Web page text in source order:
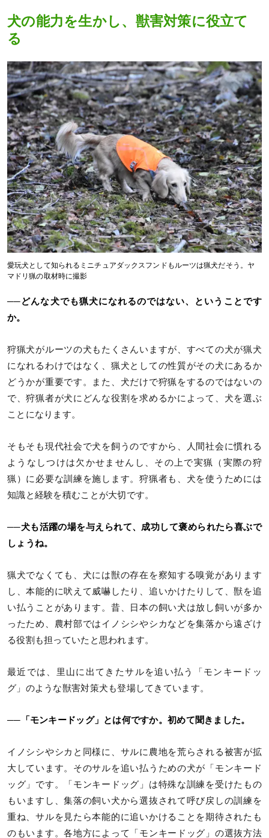
犬の能力を生かし、獣害対策に役立て
る
愛玩犬として知られるミニチュアダックスフンドもルーツは猟犬だそう。ヤ
マドリ猟の取材時に撮影
──どんな犬でも猟犬になれるのではない、ということです
か。
狩猟犬がルーツの犬もたくさんいますが、すべての犬が猟犬
になれるわけではなく、猟犬としての性質がその犬にあるか
どうかが重要です。また、犬だけで狩猟をするのではないの
で、狩猟者が犬にどんな役割を求めるかによって、犬を選ぶ
ことになります。
そもそも現代社会で犬を飼うのですから、人間社会に慣れる
ようなしつけは欠かせませんし、その上で実猟（実際の狩
猟）に必要な訓練を施します。狩猟者も、犬を使うためには
知識と経験を積むことが大切です。
──犬も活躍の場を与えられて、成功して褒められたら喜ぶで
しょうね。
猟犬でなくても、犬には獣の存在を察知する嗅覚があります
し、本能的に吠えて威嚇したり、追いかけたりして、獣を追
い払うことがあります。昔、日本の飼い犬は放し飼いが多か
ったため、農村部ではイノシシやシカなどを集落から遠ざけ
る役割も担っていたと思われます。
最近では、里山に出てきたサルを追い払う「モンキードッ
グ」のような獣害対策犬も登場してきています。
──「モンキードッグ」とは何ですか。初めて聞きました。
イノシシやシカと同様に、サルに農地を荒らされる被害が拡
大しています。そのサルを追い払うための犬が「モンキード
ッグ」です。「モンキードッグ」は特殊な訓練を受けたもの
もいますし、集落の飼い犬から選抜されて呼び戻しの訓練を
重ね、サルを見たら本能的に追いかけることを期待されたも
のもいます。各地方によって「モンキードッグ」の選抜方法